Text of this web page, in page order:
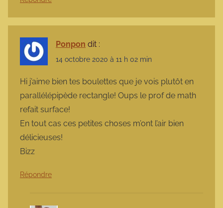
Ponpon dit :
14 octobre 2020 à 11 h 02 min
Hi j’aime bien tes boulettes que je vois plutôt en
parallélépipède rectangle! Oups le prof de math
refait surface!
En tout cas ces petites choses m’ont l’air bien
délicieuses!
Bizz
Répondre